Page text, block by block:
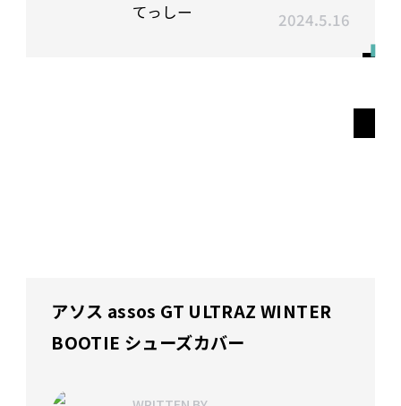
てっしー 2024.5.16
アソス assos GT ULTRAZ WINTER
BOOTIE シューズカバー